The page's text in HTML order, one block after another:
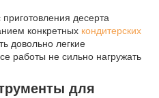
десерта
конкретных кондитерских
довольно легкие
работы не сильно нагружать
для